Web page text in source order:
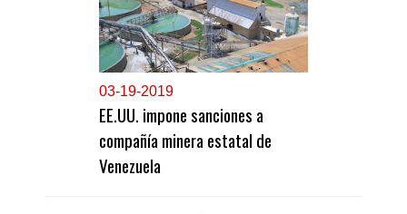
03-19-2019
EE.UU. impone sanciones a
compañía minera estatal de
Venezuela